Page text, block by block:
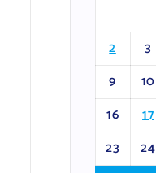
2
3
9
10
16
17
23
24